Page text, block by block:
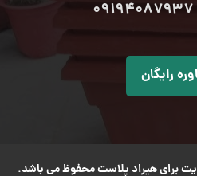
۰۹۱۹۴۰۸۷۹۳۷
رایگان
برای هیراد پلاست محفوظ می باشد.